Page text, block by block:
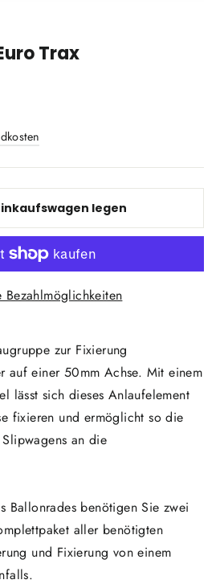
Trax
legen
Bezahlmöglichkeiten
zur Fixierung
auf einer 50mm Achse. Mit einem
lässt sich dieses Anlaufelement
fixieren und ermöglicht so die
an die
Ballonrades benötigen Sie zwei
aller benötigten
und Fixierung von einem